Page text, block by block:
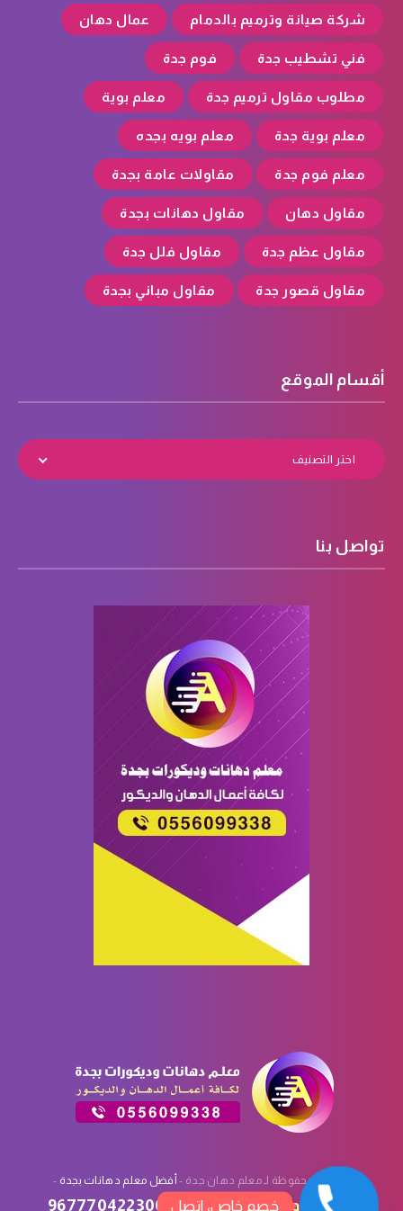
شركة صيانة وترميم بالدمام عمال دهان
فني تشطيب جدة فوم جدة
مطلوب مقاول ترميم جدة معلم بوية
معلم بوية جدة معلم بويه بجده
معلم فوم جدة مقاولات عامة بجدة
مقاول دهان مقاول دهانات بجدة
مقاول عظم جدة مقاول فلل جدة
مقاول قصور جدة مقاول مباني بجدة
أقسام الموقع
اختر التصنيف
تواصل بنا
الحقوق محفوظة لـ معلم دهان جدة - أفضل معلم دهانات بجدة -
تصميم وتسويق سبأ تك :
967770422300 خصم خاص، اتصل